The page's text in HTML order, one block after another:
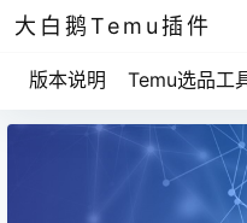
大白鹅Temu插件
版本说明 Temu选品工